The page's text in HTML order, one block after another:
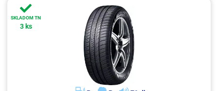
SKLADOM TN
3 ks